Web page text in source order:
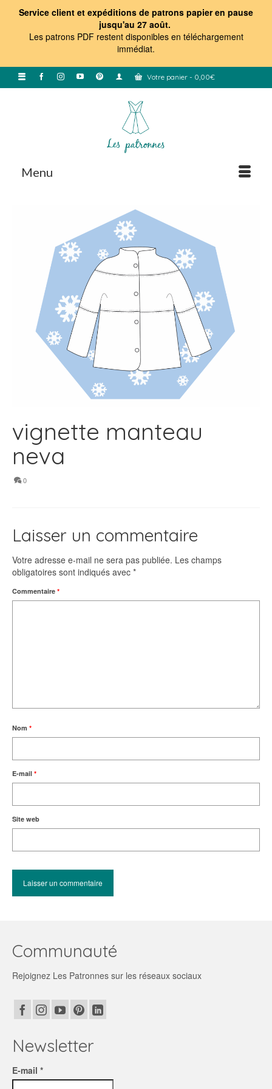
Service client et expéditions de patrons papier en pause
jusqu'au 27 août.
Les patrons PDF restent disponibles en téléchargement
immédiat.
Votre panier - 0,00€
Menu
vignette manteau
neva
0
Laisser un commentaire
Votre adresse e-mail ne sera pas publiée. Les champs
obligatoires sont indiqués avec *
Commentaire *
Nom *
E-mail *
Site web
Communauté
Rejoignez Les Patronnes sur les réseaux sociaux
Newsletter
E-mail *